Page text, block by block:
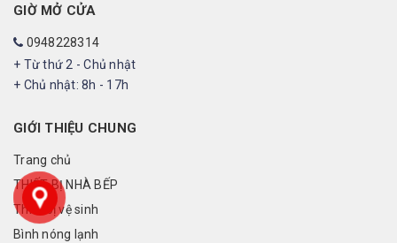
GIỜ MỞ CỬA
0948228314
+ Từ thứ 2 - Chủ nhật
+ Chủ nhật: 8h - 17h
GIỚI THIỆU CHUNG
Trang chủ
THIẾT BỊ NHÀ BẾP
Thiết bị vệ sinh
Bình nóng lạnh